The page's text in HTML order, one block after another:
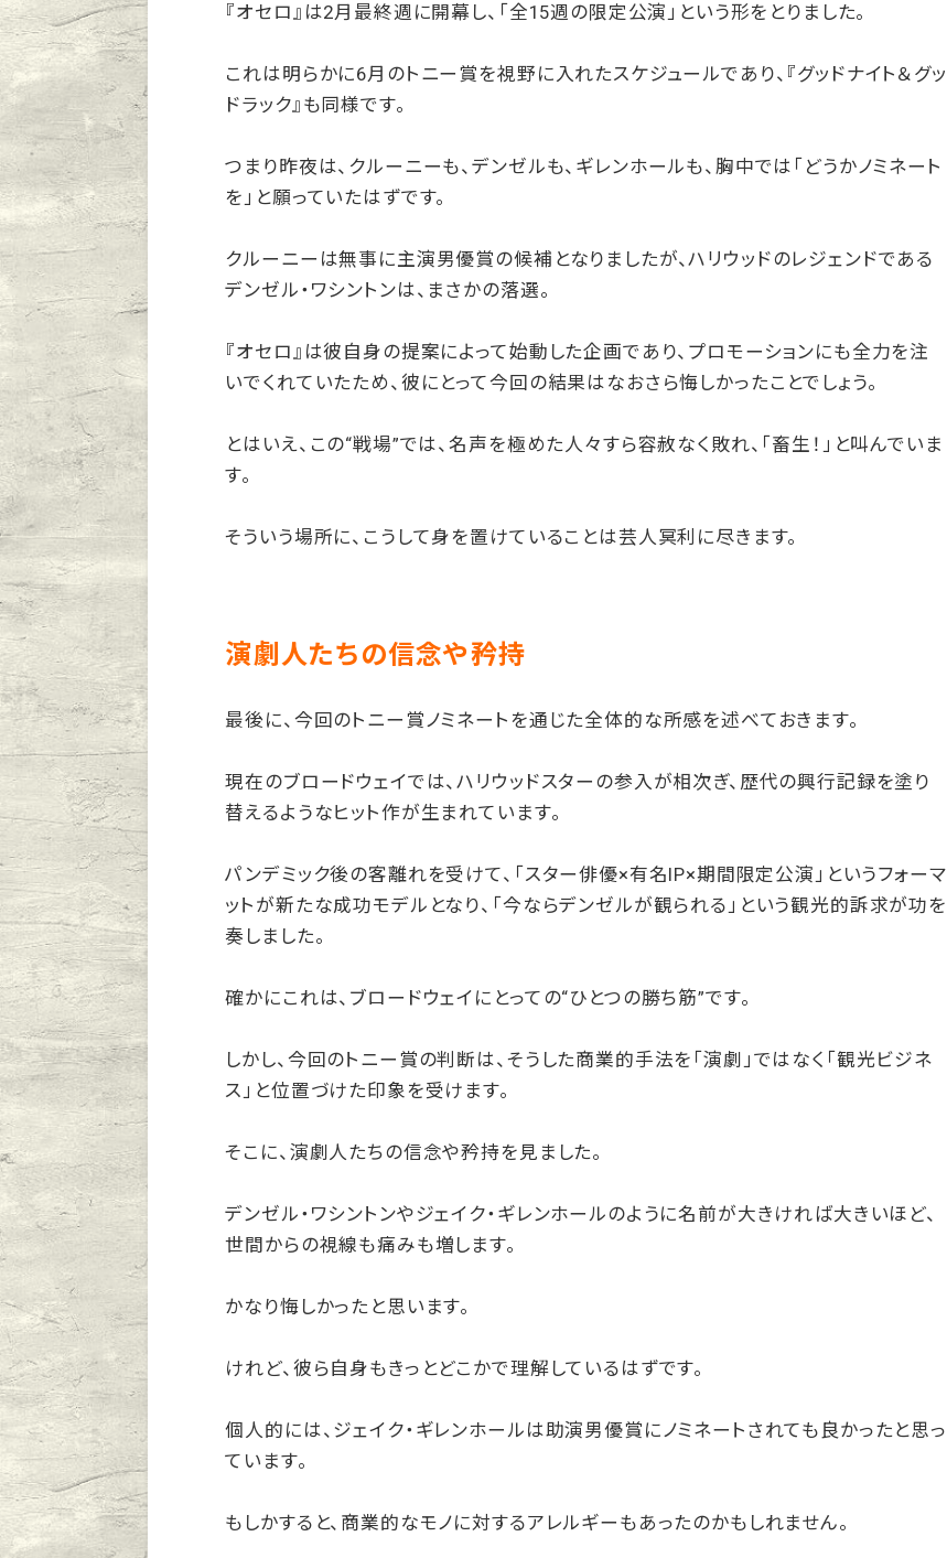
『オセロ』は2月最終週に開幕し、「全15週の限定公演」という形をとりました。
これは明らかに6月のトニー賞を視野に入れたスケジュールであり、『グッドナイト＆グッ
ドラック』も同様です。
つまり昨夜は、クルーニーも、デンゼルも、ギレンホールも、胸中では「どうかノミネート
を」と願っていたはずです。
クルーニーは無事に主演男優賞の候補となりましたが、ハリウッドのレジェンドである
デンゼル・ワシントンは、まさかの落選。
『オセロ』は彼自身の提案によって始動した企画であり、プロモーションにも全力を注
いでくれていたため、彼にとって今回の結果はなおさら悔しかったことでしょう。
とはいえ、この“戦場”では、名声を極めた人々すら容赦なく敗れ、「畜生！」と叫んでいま
す。
そういう場所に、こうして身を置けていることは芸人冥利に尽きます。
演劇人たちの信念や矜持
最後に、今回のトニー賞ノミネートを通じた全体的な所感を述べておきます。
現在のブロードウェイでは、ハリウッドスターの参入が相次ぎ、歴代の興行記録を塗り
替えるようなヒット作が生まれています。
パンデミック後の客離れを受けて、「スター俳優×有名IP×期間限定公演」というフォーマ
ットが新たな成功モデルとなり、「今ならデンゼルが観られる」という観光的訴求が功を
奏しました。
確かにこれは、ブロードウェイにとっての“ひとつの勝ち筋”です。
しかし、今回のトニー賞の判断は、そうした商業的手法を「演劇」ではなく「観光ビジネ
ス」と位置づけた印象を受けます。
そこに、演劇人たちの信念や矜持を見ました。
デンゼル・ワシントンやジェイク・ギレンホールのように名前が大きければ大きいほど、
世間からの視線も痛みも増します。
かなり悔しかったと思います。
けれど、彼ら自身もきっとどこかで理解しているはずです。
個人的には、ジェイク・ギレンホールは助演男優賞にノミネートされても良かったと思っ
ています。
もしかすると、商業的なモノに対するアレルギーもあったのかもしれません。